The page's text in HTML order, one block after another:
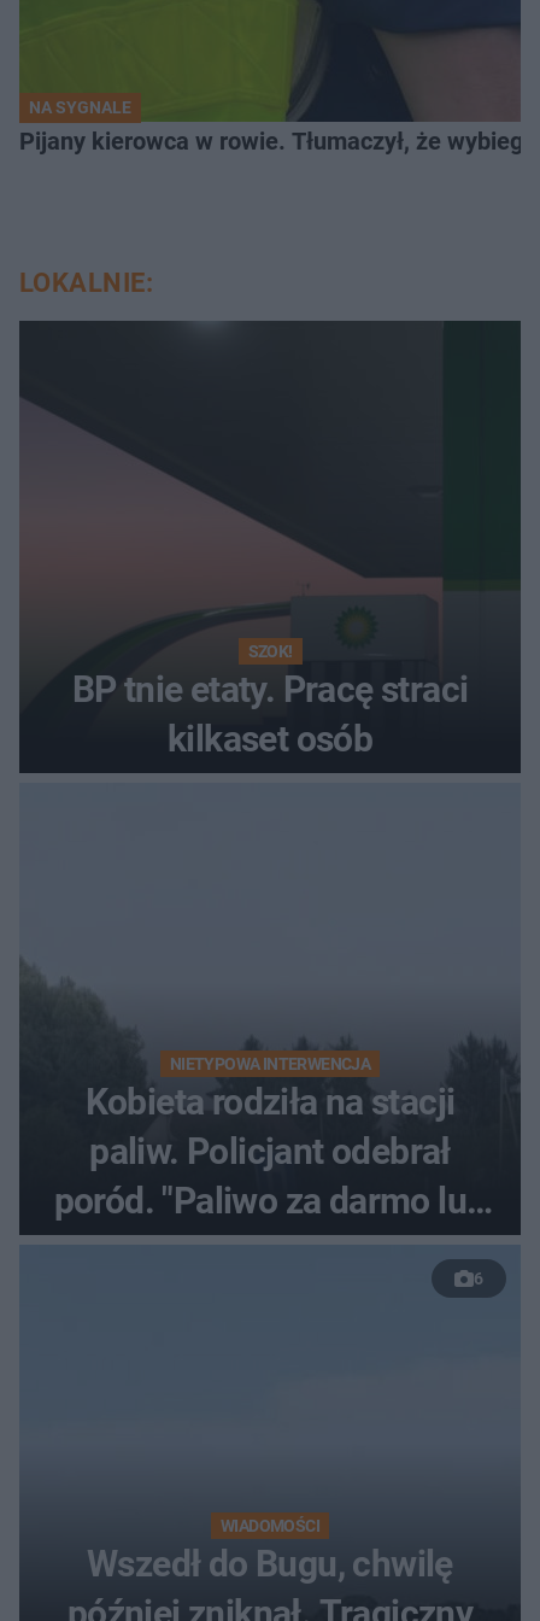
NA SYGNALE
Pijany kierowca w rowie. Tłumaczył, że
LOKALNIE:
SZOK!
BP tnie etaty. Pracę straci
kilkaset osób
NIETYPOWA INTERWENCJA
Kobieta rodziła na stacji
paliw. Policjant odebrał
poród. "Paliwo za darmo lub
50 %!"
6
WIADOMOŚCI
Wszedł do Bugu, chwilę